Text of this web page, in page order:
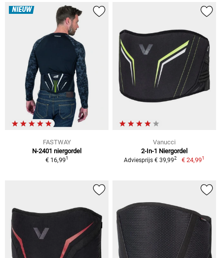
NIEUW
FASTWAY
N-2401 niergordel
€ 16,991
Vanucci
2-In-1 Niergordel
Adviesprijs € 39,992 € 24,991